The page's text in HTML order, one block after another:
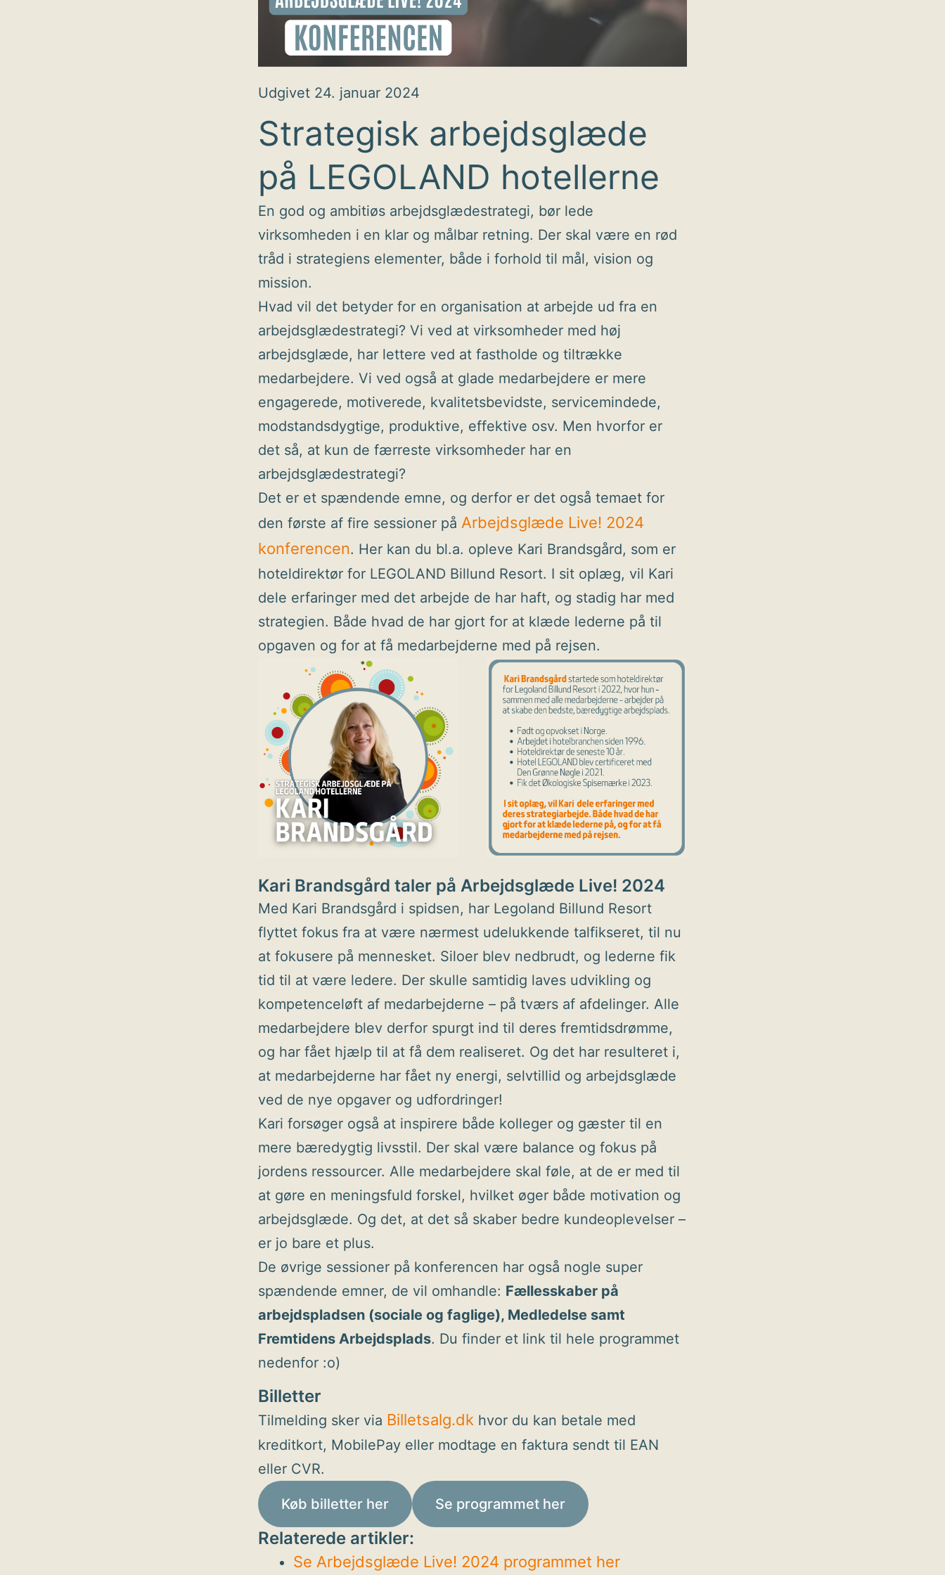
Udgivet 24. januar 2024
Strategisk arbejdsglæde
på LEGOLAND hotellerne
En god og ambitiøs arbejdsglædestrategi, bør lede
virksomheden i en klar og målbar retning. Der skal være en rød
tråd i strategiens elementer, både i forhold til mål, vision og
mission.
Hvad vil det betyder for en organisation at arbejde ud fra en
arbejdsglædestrategi? Vi ved at virksomheder med høj
arbejdsglæde, har lettere ved at fastholde og tiltrække
medarbejdere. Vi ved også at glade medarbejdere er mere
engagerede, motiverede, kvalitetsbevidste, servicemindede,
modstandsdygtige, produktive, effektive osv. Men hvorfor er
det så, at kun de færreste virksomheder har en
arbejdsglædestrategi?
Det er et spændende emne, og derfor er det også temaet for
den første af fire sessioner på Arbejdsglæde Live! 2024
konferencen. Her kan du bl.a. opleve Kari Brandsgård, som er
hoteldirektør for LEGOLAND Billund Resort. I sit oplæg, vil Kari
dele erfaringer med det arbejde de har haft, og stadig har med
strategien. Både hvad de har gjort for at klæde lederne på til
opgaven og for at få medarbejderne med på rejsen.
Kari Brandsgård taler på Arbejdsglæde Live! 2024
Med Kari Brandsgård i spidsen, har Legoland Billund Resort
flyttet fokus fra at være nærmest udelukkende talfikseret, til nu
at fokusere på mennesket. Siloer blev nedbrudt, og lederne fik
tid til at være ledere. Der skulle samtidig laves udvikling og
kompetenceløft af medarbejderne – på tværs af afdelinger. Alle
medarbejdere blev derfor spurgt ind til deres fremtidsdrømme,
og har fået hjælp til at få dem realiseret. Og det har resulteret i,
at medarbejderne har fået ny energi, selvtillid og arbejdsglæde
ved de nye opgaver og udfordringer!
Kari forsøger også at inspirere både kolleger og gæster til en
mere bæredygtig livsstil. Der skal være balance og fokus på
jordens ressourcer. Alle medarbejdere skal føle, at de er med til
at gøre en meningsfuld forskel, hvilket øger både motivation og
arbejdsglæde. Og det, at det så skaber bedre kundeoplevelser –
er jo bare et plus.
De øvrige sessioner på konferencen har også nogle super
spændende emner, de vil omhandle: Fællesskaber på
arbejdspladsen (sociale og faglige), Medledelse samt
Fremtidens Arbejdsplads. Du finder et link til hele programmet
nedenfor :o)
Billetter
Tilmelding sker via Billetsalg.dk hvor du kan betale med
kreditkort, MobilePay eller modtage en faktura sendt til EAN
eller CVR.
Køb billetter her Se programmet her
Relaterede artikler:
Se Arbejdsglæde Live! 2024 programmet her